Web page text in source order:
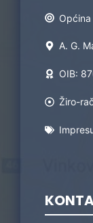
A. G.
OIB:
Žiro-